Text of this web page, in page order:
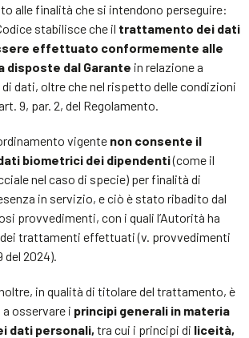
alle finalità che si intendono perseguire:
stabilisce che il trattamento dei dati
effettuato conformemente alle
disposte dal Garante in relazione a
dati, oltre che nel rispetto delle condizioni
9, par. 2, del Regolamento.
vigente non consente il
biometrici dei dipendenti(come il
nel caso di specie) per finalità di
in servizio, e ciò è stato ribadito dal
provvedimenti, con i quali l’Autorità ha
trattamenti effettuati (v. provvedimenti
del 2024).
in qualità di titolare del trattamento, è
osservare i principi generali in materia
dati personali, tra cui i principi di liceità,